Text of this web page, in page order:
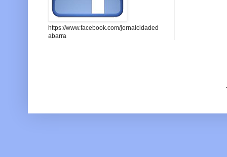
https://www.facebook.com/jornalcidaded
abarra